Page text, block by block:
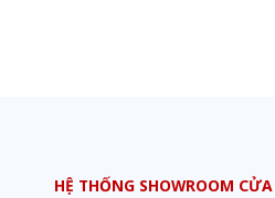
HỆ THỐNG SHOWROOM